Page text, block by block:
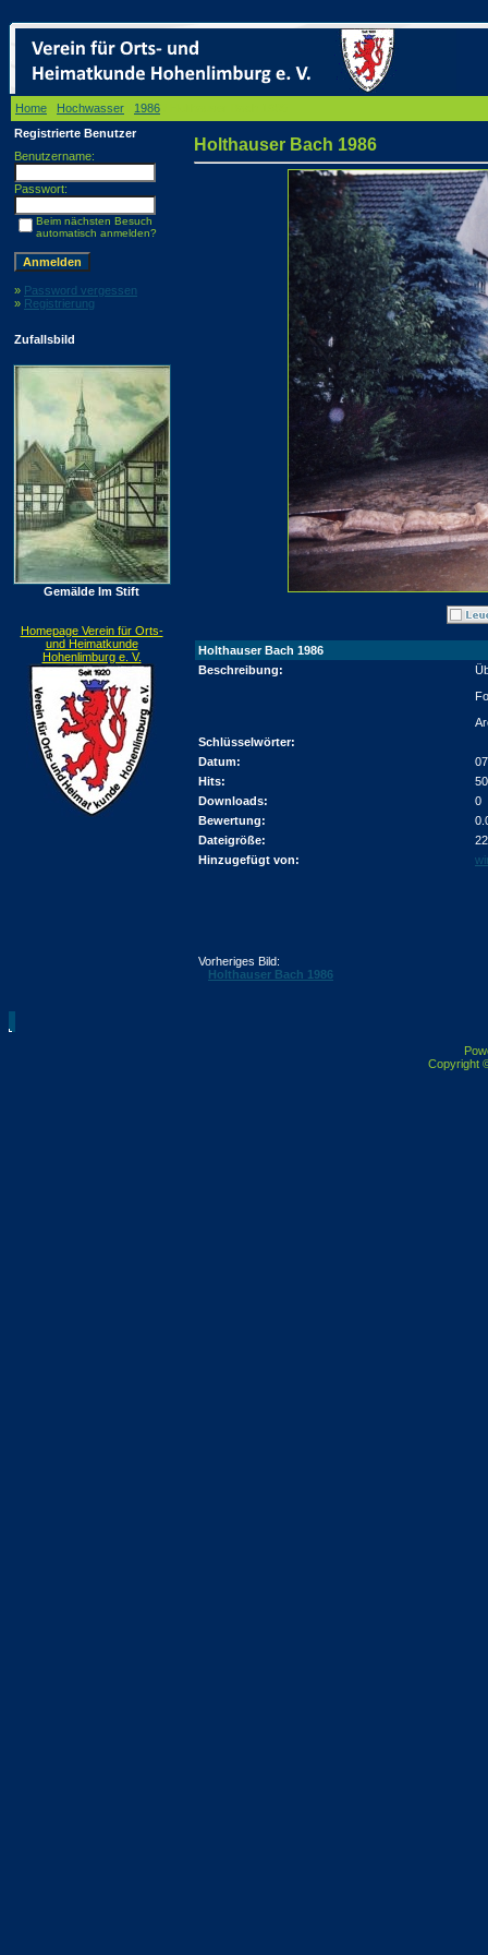
Home Hochwasser 1986
Registrierte Benutzer
Benutzername:
Passwort:
Beim nächsten Besuch
automatisch anmelden?
» Password vergessen
» Registrierung
Zufallsbild
Gemälde Im Stift
Homepage Verein für Orts-
und Heimatkunde
Hohenlimburg e. V.
Holthauser Bach 1986
Holthauser Bach 1986
Beschreibung:
Schlüsselwörter:
Datum:
Hits:
Downloads:
0
Bewertung:
Dateigröße:
Hinzugefügt von:
Vorheriges Bild:
Holthauser Bach 1986
Copyright